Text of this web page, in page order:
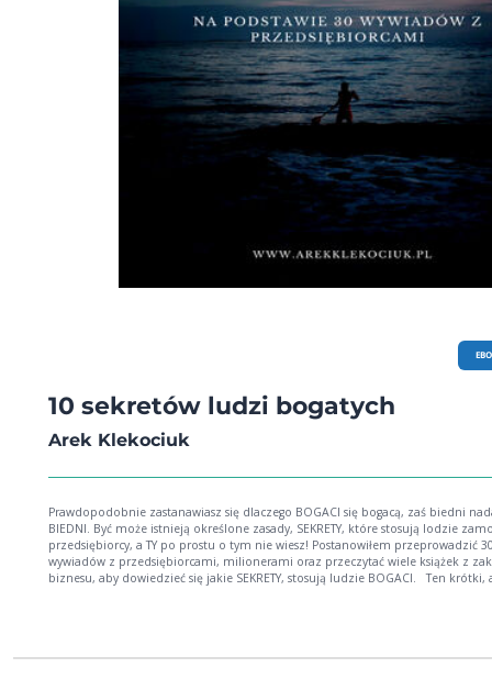
10 sekretów ludzi bogatych
Arek Klekociuk
Prawdopodobnie zastanawiasz się dlaczego BOGACI się bogacą, zaś biedni
BIEDNI. Być może istnieją określone zasady, SEKRETY, które stosują lodzie
przedsiębiorcy, a TY po prostu o tym nie wiesz! Postanowiłem przeprowadzić
wywiadów z przedsiębiorcami, milionerami oraz przeczytać wiele książek z
biznesu, aby dowiedzieć się jakie SEKRETY, stosują ludzie BOGACI. Ten krótki, ale
dochodu pasywnego